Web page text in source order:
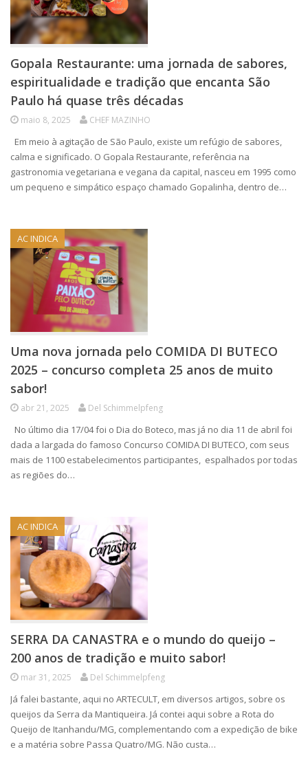
Gopala Restaurante: uma jornada de sabores,
espiritualidade e tradição que encanta São
Paulo há quase três décadas
maio 8, 2025 CHEF MAZINHO
Em meio à agitação de São Paulo, existe um refúgio de sabores,
calma e significado. O Gopala Restaurante, referência na
gastronomia vegetariana e vegana da capital, nasceu em 1995 como
um pequeno e simpático espaço chamado Gopalinha, dentro de…
AC INDICA
Uma nova jornada pelo COMIDA DI BUTECO
2025 – concurso completa 25 anos de muito
sabor!
abr 21, 2025 Del Schimmelpfeng
No último dia 17/04 foi o Dia do Boteco, mas já no dia 11 de abril foi
dada a largada do famoso Concurso COMIDA DI BUTECO, com seus
mais de 1100 estabelecimentos participantes, espalhados por todas
as regiões do…
AC INDICA
SERRA DA CANASTRA e o mundo do queijo –
200 anos de tradição e muito sabor!
mar 31, 2025 Del Schimmelpfeng
Já falei bastante, aqui no ARTECULT, em diversos artigos, sobre os
queijos da Serra da Mantiqueira. Já contei aqui sobre a Rota do
Queijo de Itanhandu/MG, complementando com a expedição de bike
e a matéria sobre Passa Quatro/MG. Não custa…